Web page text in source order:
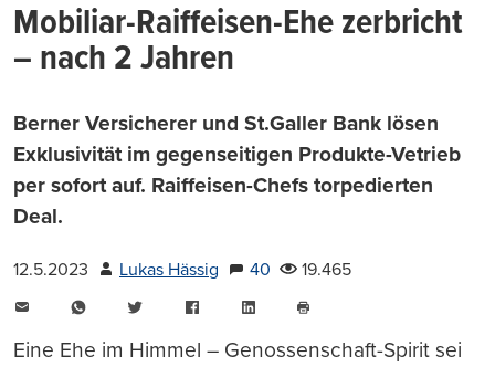
Mobiliar-Raiffeisen-Ehe zerbricht
– nach 2 Jahren
Berner Versicherer und St.Galler Bank lösen
Exklusivität im gegenseitigen Produkte-Vetrieb
per sofort auf. Raiffeisen-Chefs torpedierten
Deal.
12.5.2023 Lukas Hässig 40
19.465
WhatsAppTwitter FacebookLinkedIn
drucken
Eine Ehe im Himmel – Genossenschaft-Spirit sei